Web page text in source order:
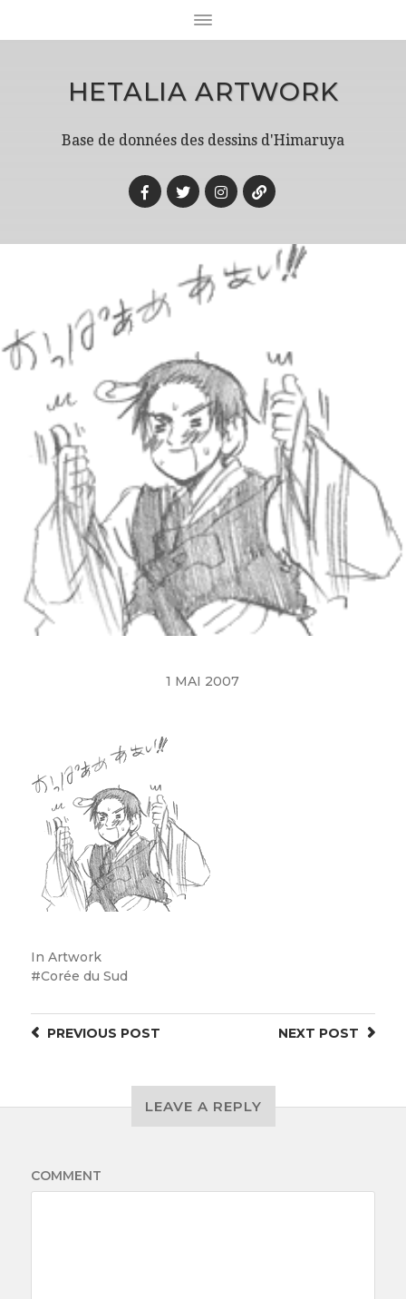
HETALIA ARTWORK
Base de données des dessins d'Himaruya
1 MAI 2007
In Artwork
Corée du Sud
NEXT POST
PREVIOUS POST
LEAVE A REPLY
COMMENT